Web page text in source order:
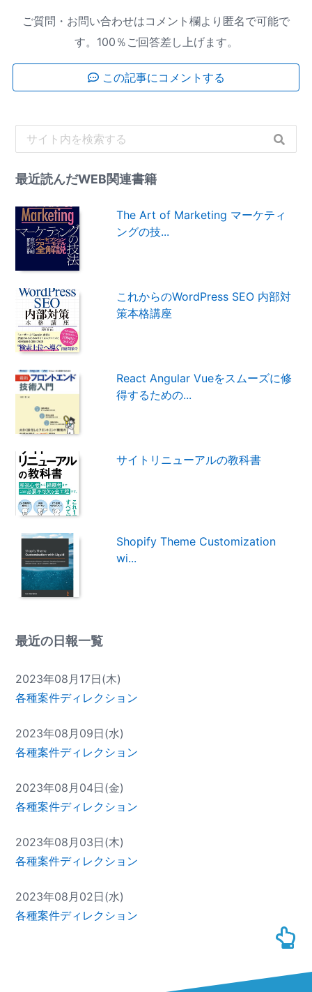
ご質問・お問い合わせはコメント欄より匿名で可能で
す。100％ご回答差し上げます。
この記事にコメントする
最近読んだWEB関連書籍
The Art of Marketing マーケティ
ングの技...
これからのWordPress SEO 内部対
策本格講座
React Angular Vueをスムーズに修
得するための...
サイトリニューアルの教科書
Shopify Theme Customization
wi...
最近の日報一覧
2023年08月17日(木)
各種案件ディレクション
2023年08月09日(水)
各種案件ディレクション
2023年08月04日(金)
各種案件ディレクション
2023年08月03日(木)
各種案件ディレクション
2023年08月02日(水)
各種案件ディレクション